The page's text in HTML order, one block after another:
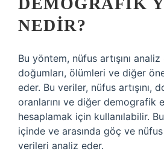
NEDIR?
Bu yöntem, nüfus artışını
doğumları, ölümleri ve diğer
eder. Bu veriler, nüfus artışını,
oranlarını ve diğer demografik
hesaplamak için kullanılabilir.
içinde ve arasında göç ve
verileri analiz eder.